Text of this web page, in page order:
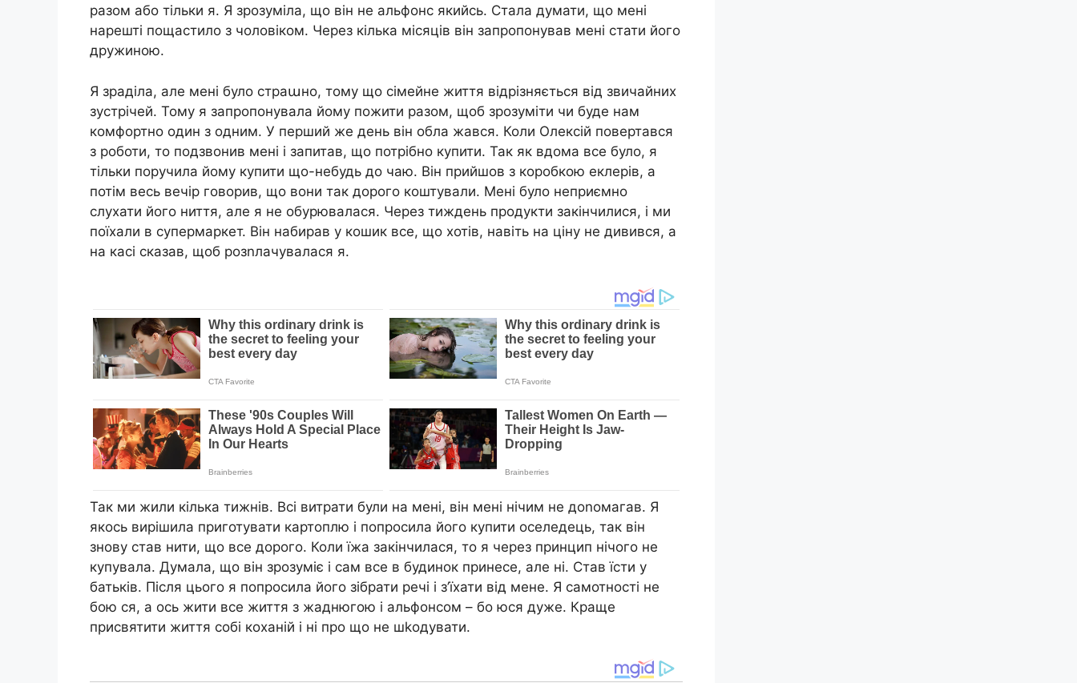
разом або тільки я. Я зрозуміла, що він не альфонс якийсь. Стала думати, що мені
нарешті пощастило з чоловіком. Через кілька місяців він запропонував мені стати його
дружиною.
Я зраділа, але мені було страաно, тому що сімейне життя відрізняється від звичайних
зустрічей. Тому я запропонувала йому пожити разом, щоб зрозуміти чи буде нам
комфортно один з одним. У перший же день він обла жався. Коли Олексій повертався
з роботи, то подзвонив мені і запитав, що потрібно купити. Так як вдома все було, я
тільки поручила йому купити що-небудь до чаю. Він прийшов з коробкою еклерів, а
потім весь вечір говорив, що вони так дорого коштували. Мені було неприємно
слухати його ниття, але я не обурювалася. Через тиждень продукти закінчилися, і ми
поїхали в супермаркет. Він набирав у кошик все, що хотів, навіть на ціну не дивився, а
на касі сказав, щоб розnлачувалася я.
Так ми жили кілька тижнів. Всі витрати були на мені, він мені нічим не доnомагав. Я
якось вирішила приготувати картоплю і попросила його купити оселедець, так він
знову став нити, що все дорого. Коли їжа закінчилася, то я через принцип нічого не
купувала. Думала, що він зрозуміє і сам все в будинок принесе, але ні. Став їсти у
батьків. Після цього я попросила його зібрати речі і з’їхати від мене. Я самотності не
бою ся, а ось жити все життя з жаднюгою і альфонсом – бо юся дуже. Краще
присвятити життя собі коханій і ні про що не шkодувати.